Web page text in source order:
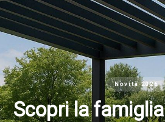
Novità 2026
Scopri la